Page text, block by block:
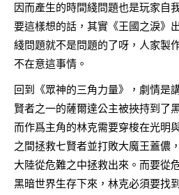
因而產生的時間綫問題也是玩家自
要這樣想的話，其實《王國之淚》
綫問題就不是問題的了呀，人家製
不在意這事情。
回到《眾神的三角力量》，劇情是
賢者之一的薩爾達公主被挾持到了
而作爲主角的林克需要穿梭在光明
之間拯救七賢者並打敗大魔王蓋儂
大陸從危難之中拯救出來。而要從
黑暗世界生存下來，林克必須要找